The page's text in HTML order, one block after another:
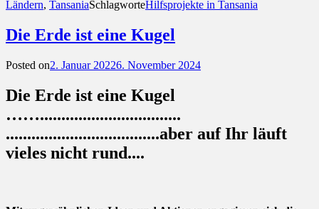
Ländern, TansaniaSchlagworteHilfsprojekte in Tansania
Die Erde ist eine Kugel
Posted on2. Januar 20226. November 2024
Die Erde ist eine Kugel
…….................................
....................................aber auf Ihr läuft
vieles nicht rund....